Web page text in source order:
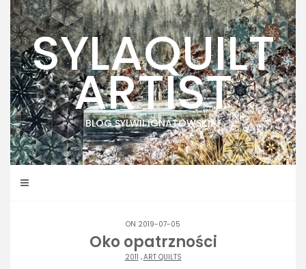
Skip
contentSYLAQUILT
ARTIST
BLOG SYLWII IGNATOWSKIEJ
ON 2019-07-05
Oko opatrzności
2011 .ART QUILTS